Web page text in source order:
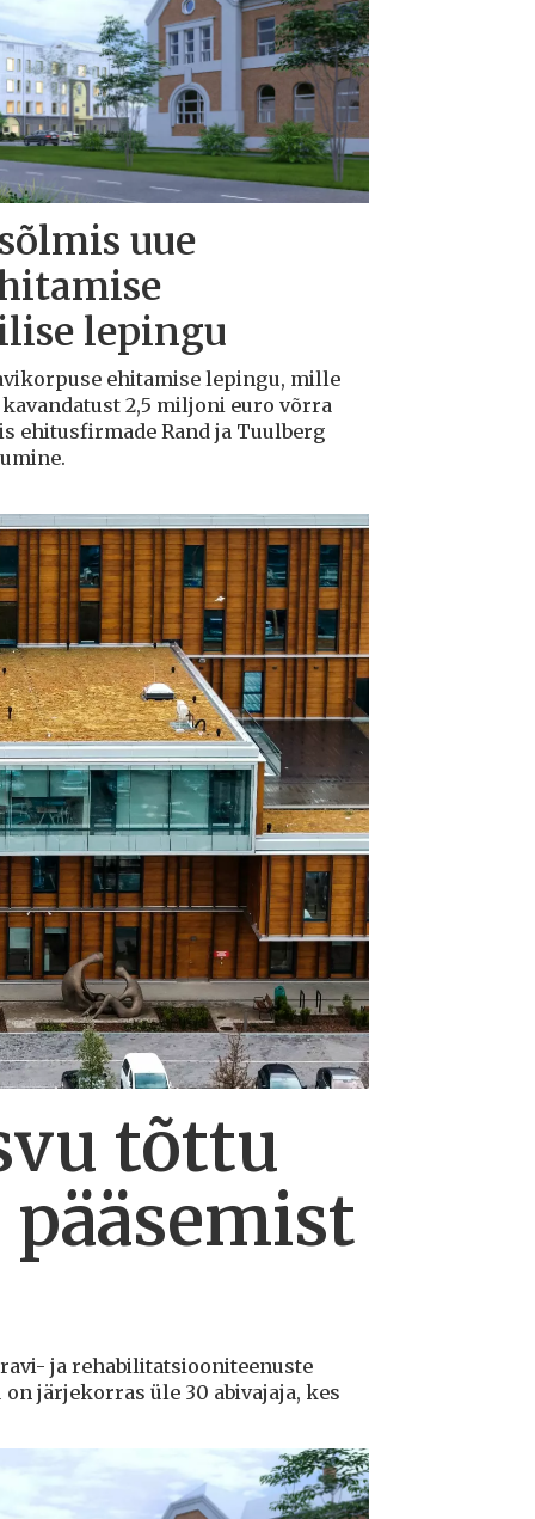
uue
lepingu
ehitamise lepingu, mille
2,5 miljoni euro võrra
ehitusfirmade Rand ja Tuulberg
tõttu
ja rehabilitatsiooniteenuste
järjekorras üle 30 abivajaja, kes